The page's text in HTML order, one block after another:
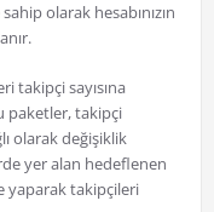
olarak hesabınızın
takipçi sayısına
paketler, takipçi
olarak değişiklik
yer alan hedeflenen
yaparak takipçileri